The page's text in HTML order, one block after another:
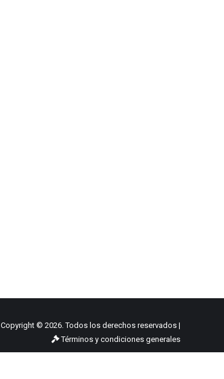
Copyright © 2026. Todos los derechos reservados |
Términos y condiciones generales